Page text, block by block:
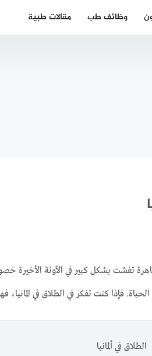
وظائف طب مقالات طبية
تفشت بشكل كبير في الآونة الأخيرة
فإذا كنت تفكر في الطلاق في المانيا،
الطلاق في ألمانيا